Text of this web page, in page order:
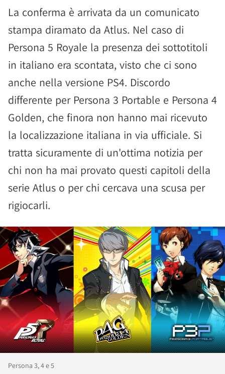
La conferma è arrivata da un comunicato
stampa diramato da Atlus. Nel caso di
Persona 5 Royale la presenza dei sottotitoli
in italiano era scontata, visto che ci sono
anche nella versione PS4. Discordo
differente per Persona 3 Portable e Persona 4
Golden, che finora non hanno mai ricevuto
la localizzazione italiana in via ufficiale. Si
tratta sicuramente di un'ottima notizia per
chi non ha mai provato questi capitoli della
serie Atlus o per chi cercava una scusa per
rigiocarli.
Persona 3, 4 e 5